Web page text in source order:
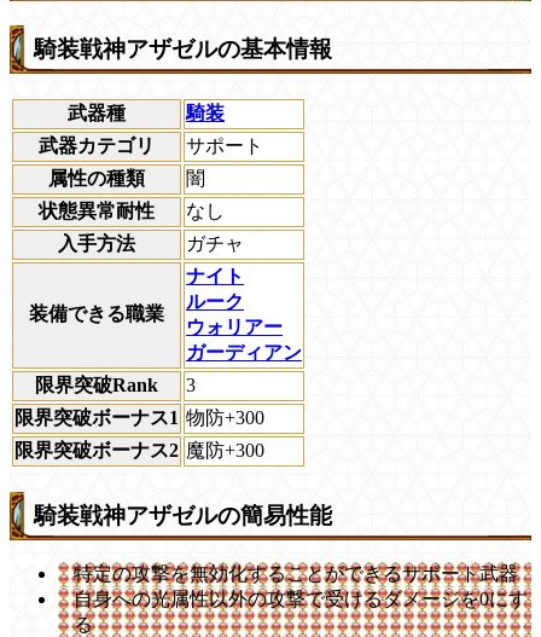
騎装戦神アザゼルの基本情報
武器種
騎装
武器カテゴリ
サポート
属性の種類
闇
状態異常耐性
なし
入手方法
ガチャ
装備できる職業
ナイト
ルーク
ウォリアー
ガーディアン
限界突破Rank
3
限界突破ボーナス1 物防+300
限界突破ボーナス2 魔防+300
騎装戦神アザゼルの簡易性能
特定の攻撃を無効化することができるサポート武器
自身への光属性以外の攻撃で受けるダメージを0にす
る